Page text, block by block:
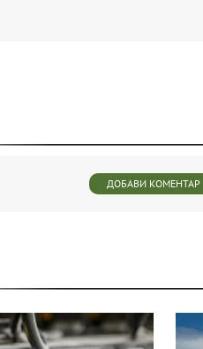
ДОБАВИ КОМЕНТАР